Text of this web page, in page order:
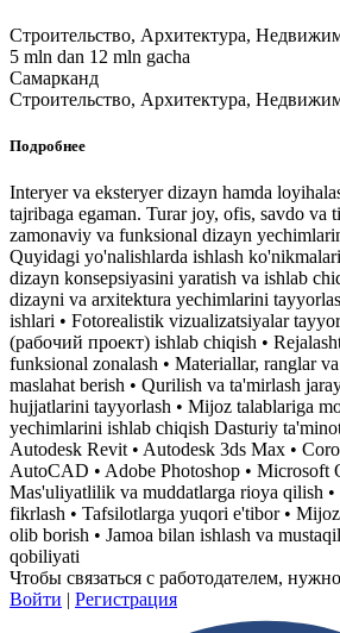
Строительство, Архитектура,
5 mln dan 12 mln gacha
Самарканд
Строительство, Архитектура,
Подробнее
Interyer va eksteryer dizayn hamda
tajribaga egaman. Turar joy, ofis, savdo va
zamonaviy va funksional dizayn
Quyidagi yo'nalishlarda ishlash
dizayn konsepsiyasini yaratish va ishlab
dizayni va arxitektura yechimlarini
ishlari • Fotorealistik vizualizatsiyalar
(рабочий проект) ishlab chiqish •
funksional zonalash • Materiallar, ranglar
maslahat berish • Qurilish va ta'mirlash
hujjatlarini tayyorlash • Mijoz talablariga
yechimlarini ishlab chiqish Dasturiy
Autodesk Revit • Autodesk 3ds Max •
AutoCAD • Adobe Photoshop • Microsoft
Mas'uliyatlilik va muddatlarga rioya qilish
fikrlash • Tafsilotlarga yuqori e'tibor •
olib borish • Jamoa bilan ishlash va
qobiliyati
Чтобы связаться с работодателем, нужно
Войти | Регистрация